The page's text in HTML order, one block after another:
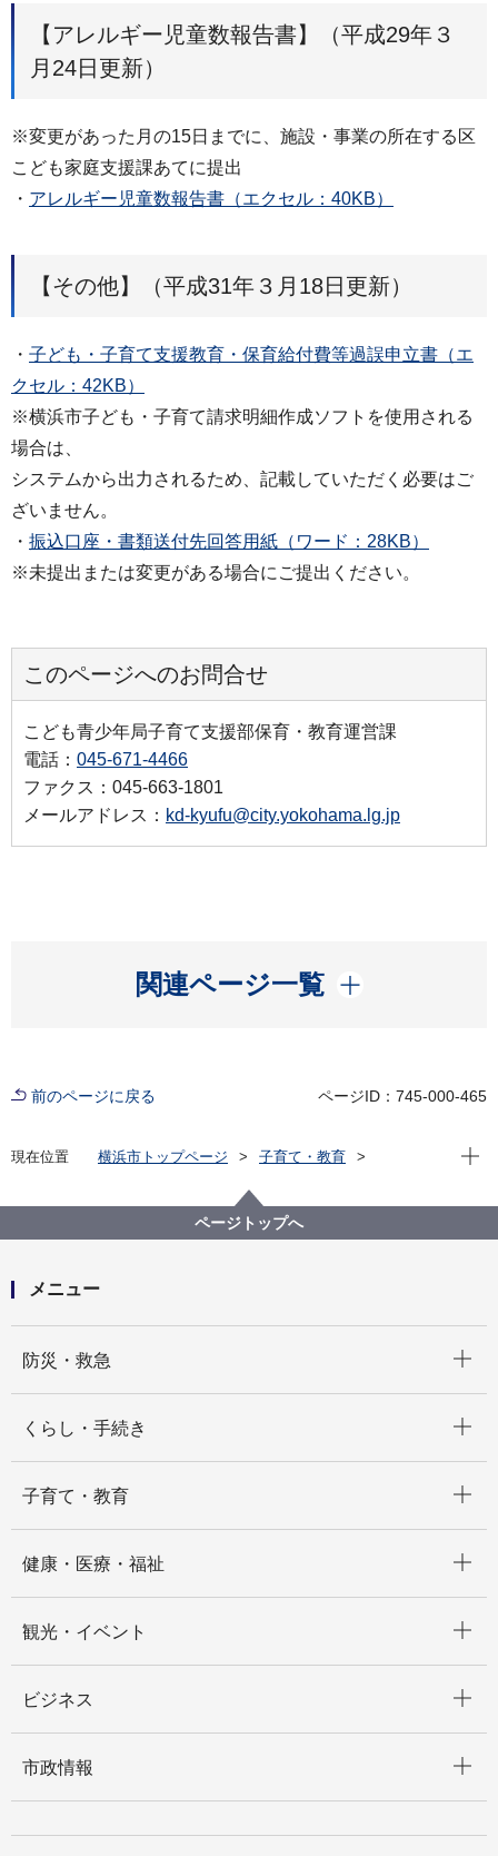
【アレルギー児童数報告書】（平成29年３
月24日更新）
※変更があった月の15日までに、施設・事業の所在する区
こども家庭支援課あてに提出
・ アレルギー児童数報告書（エクセル：40KB）
【その他】（平成31年３月18日更新）
・ 子ども・子育て支援教育・保育給付費等過誤申立書（エ
クセル：42KB）
※横浜市子ども・子育て請求明細作成ソフトを使用される
場合は、
システムから出力されるため、記載していただく必要はご
ざいません。
・ 振込口座・書類送付先回答用紙（ワード：28KB）
※未提出または変更がある場合にご提出ください。
このページへのお問合せ
こども青少年局子育て支援部保育・教育運営課
電話： 045-671-4466
ファクス：045-663-1801
メールアドレス： kd-kyufu@city.yokohama.lg.jp
関連ページ一覧
開く
前のページに戻る ページID：745-000-465
現在位置 横浜市トップページ
子育て・教育
請求事務に関する様式・要綱
請求事務に関する各種様式
小規模保育事業A・B型（令和元年度下半期用）
現在
ページトップへ
メニュー
防災・救急
くらし・手続き
子育て・教育
健康・医療・福祉
観光・イベント
ビジネス
市政情報